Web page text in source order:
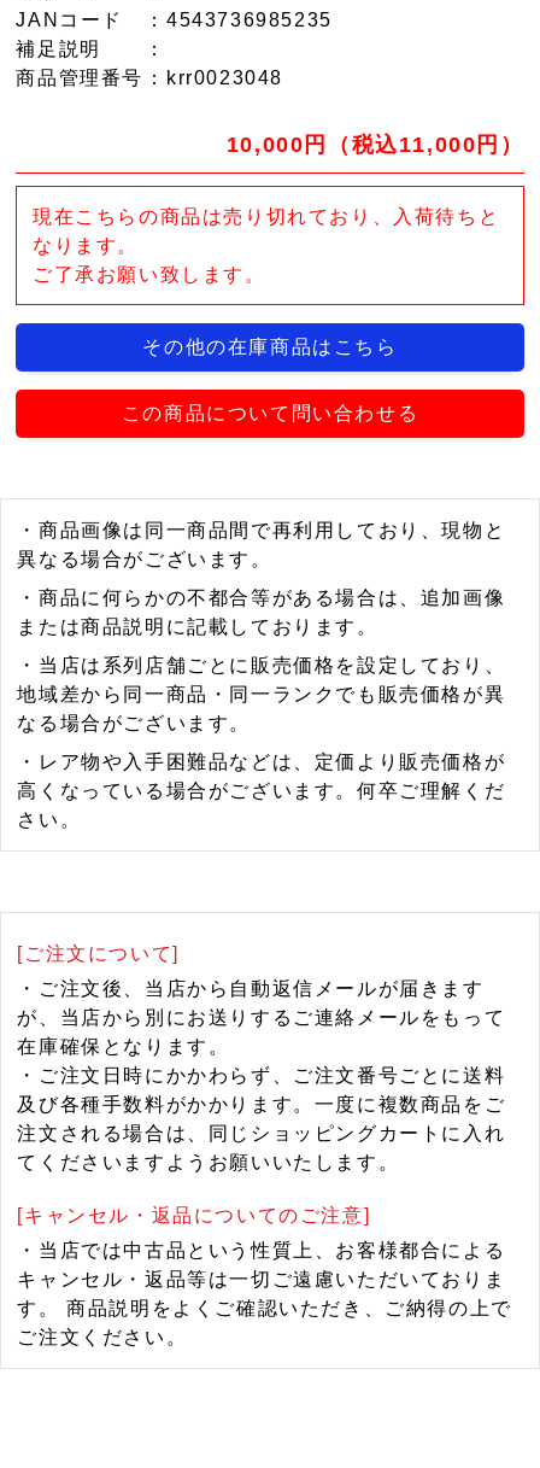
JANコード
：4543736985235
補足説明
：
商品管理番号 ：krr0023048
10,000円（税込11,000円）
現在こちらの商品は売り切れており、入荷待ちと
なります。
ご了承お願い致します。
その他の在庫商品はこちら
この商品について問い合わせる
・商品画像は同一商品間で再利用しており、現物と
異なる場合がございます。
・商品に何らかの不都合等がある場合は、追加画像
または商品説明に記載しております。
・当店は系列店舗ごとに販売価格を設定しており、
地域差から同一商品・同一ランクでも販売価格が異
なる場合がございます。
・レア物や入手困難品などは、定価より販売価格が
高くなっている場合がございます。何卒ご理解くだ
さい。
[ご注文について]
・ご注文後、当店から自動返信メールが届きます
が、当店から別にお送りするご連絡メールをもって
在庫確保となります。
・ご注文日時にかかわらず、ご注文番号ごとに送料
及び各種手数料がかかります。一度に複数商品をご
注文される場合は、同じショッピングカートに入れ
てくださいますようお願いいたします。
[キャンセル・返品についてのご注意]
・当店では中古品という性質上、お客様都合による
キャンセル・返品等は一切ご遠慮いただいておりま
す。 商品説明をよくご確認いただき、ご納得の上で
ご注文ください。